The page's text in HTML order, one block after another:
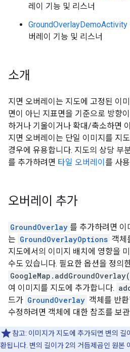
레이 기능 및 리스너
버레이 기능 및 리스너
소개
지면 오버레이는 지도에 고정된 이
면이 아닌 지표면을 기준으로 방향
하거나 기울이거나 확대/축소하면
지면 오버레이는 단일 이미지를 지
경우에 유용합니다. 지도의 상당 부
를 추가하려면 타일 오버레이 를 사
오버레이 추가
GroundOverlay 를 추가하려면 이
는 GroundOverlayOptions 객체
지도에서의 이미지 배치에 영향을
수도 있습니다. 필요한 옵션을 정의
여 이미지를 지도에 추가합니다.
드가 GroundOverlay 객체를 반
수정하려면 객체에 대한 참조를 보
참고: 이미지가 지도에 추가되면 변의 길
환됩니다. 변의 길이가 2의 거듭제곱인 원본